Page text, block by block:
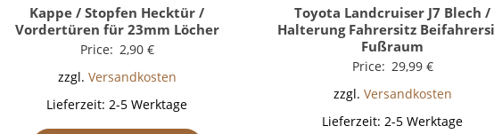
Kappe / Stopfen Hecktür /
Vordertüren für 23mm Löcher
Price: 2,90 €
zzgl. Versandkosten
Lieferzeit:2-5 Werktage
Toyota Landcruiser J7 Blech /
Halterung Fahrersitz
Fußraum
Price: 29,99 €
zzgl. Versandkosten
Lieferzeit:2-5 Werktage